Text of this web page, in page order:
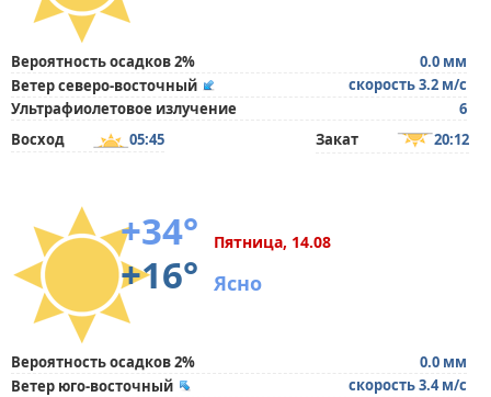
Вероятность осадков 2%
0.0 мм
Ветер северо-восточный
скорость 3.2 м/с
Ультрафиолетовое излучение
6
Восход
05:45 Закат 20:12
+34°
+16°
Пятница, 14.08
Ясно
Вероятность осадков 2%
0.0 мм
Ветер юго-восточный
скорость 3.4 м/с